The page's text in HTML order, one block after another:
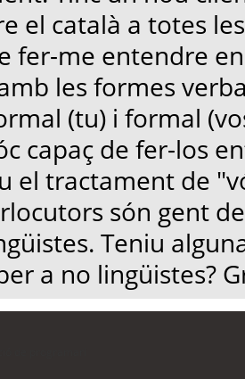
el català a totes
fer-me entendre
les formes
(tu) i formal
capaç de fer-los
el tractament de
són gent
Teniu
a no lingüistes?